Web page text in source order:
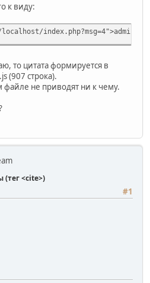
к виду:
index.php?msg=4">admin</
то цитата формируется в
(907 строка).
не приводят ни к чему.
<cite>)
#1